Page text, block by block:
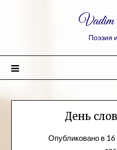
Поэзия
День
Опубликовано в 16